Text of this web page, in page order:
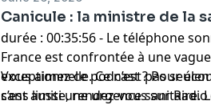
Canicule : la ministre de la
durée : 00:35:56 - Le téléphone
France est confrontée à une
exceptionnelle. Ce n’est pas
c’est aussi une urgence sanitaire.
Vous aimez ce podcast ? Pour
sans limite, rendez-vous sur